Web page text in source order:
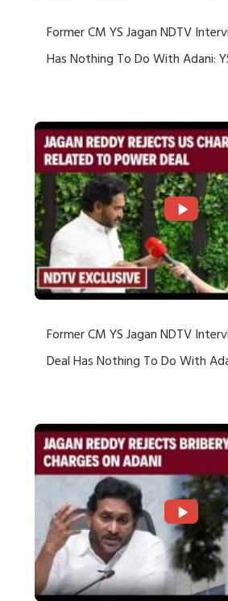
Former CM YS Jagan NDTV
Has Nothing To Do With Adani:
Former CM YS Jagan NDTV
Deal Has Nothing To Do With